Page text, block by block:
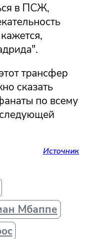
в ПСЖ,
трансфер
сказать
по всему
Источник
Мбаппе